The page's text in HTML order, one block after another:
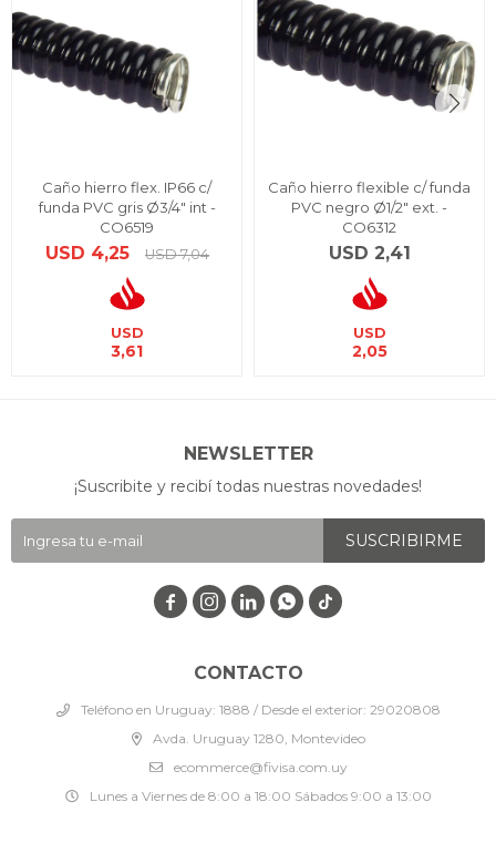
Caño hierro flex. IP66 c/
funda PVC gris Ø3/4" int -
CO6519
USD 4,25 USD 7,04
USD
3,61
Caño hierro flexible c/ funda
PVC negro Ø1/2" ext. -
CO6312
USD 2,41
USD
2,05
CONTACTO
Teléfono en Uruguay: 1888 / Desde el exterior: 29020808
Avda. Uruguay 1280, Montevideo
ecommerce@fivisa.com.uy
Lunes a Viernes de 8:00 a 18:00 Sábados 9:00 a 13:00
NEWSLETTER
¡Suscribite y recibí todas nuestras novedades!
SUSCRIBIRME
   